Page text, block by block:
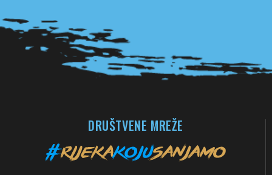
DRUŠTVENE MREŽE